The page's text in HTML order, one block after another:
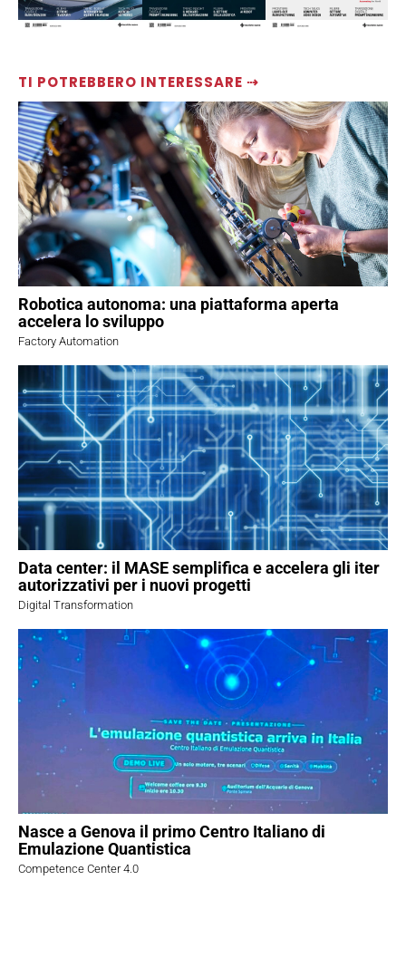
TI POTREBBERO INTERESSARE ⇢
Robotica autonoma: una piattaforma aperta
accelera lo sviluppo
Factory Automation
Data center: il MASE semplifica e accelera gli iter
autorizzativi per i nuovi progetti
Digital Transformation
Nasce a Genova il primo Centro Italiano di
Emulazione Quantistica
Competence Center 4.0